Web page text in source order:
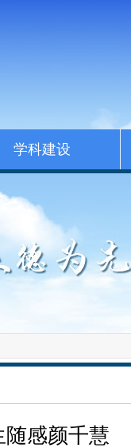
学科建设
感颜千慧